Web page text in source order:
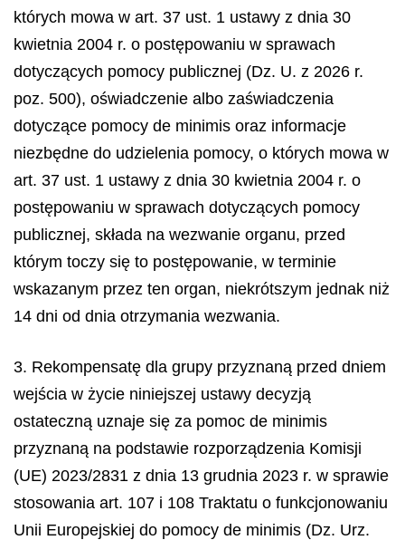
których mowa w art. 37 ust. 1 ustawy z dnia 30
kwietnia 2004 r. o postępowaniu w sprawach
dotyczących pomocy publicznej (Dz. U. z 2026 r.
poz. 500), oświadczenie albo zaświadczenia
dotyczące pomocy de minimis oraz informacje
niezbędne do udzielenia pomocy, o których mowa w
art. 37 ust. 1 ustawy z dnia 30 kwietnia 2004 r. o
postępowaniu w sprawach dotyczących pomocy
publicznej, składa na wezwanie organu, przed
którym toczy się to postępowanie, w terminie
wskazanym przez ten organ, niekrótszym jednak niż
14 dni od dnia otrzymania wezwania.
3. Rekompensatę dla grupy przyznaną przed dniem
wejścia w życie niniejszej ustawy decyzją
ostateczną uznaje się za pomoc de minimis
przyznaną na podstawie rozporządzenia Komisji
(UE) 2023/2831 z dnia 13 grudnia 2023 r. w sprawie
stosowania art. 107 i 108 Traktatu o funkcjonowaniu
Unii Europejskiej do pomocy de minimis (Dz. Urz.